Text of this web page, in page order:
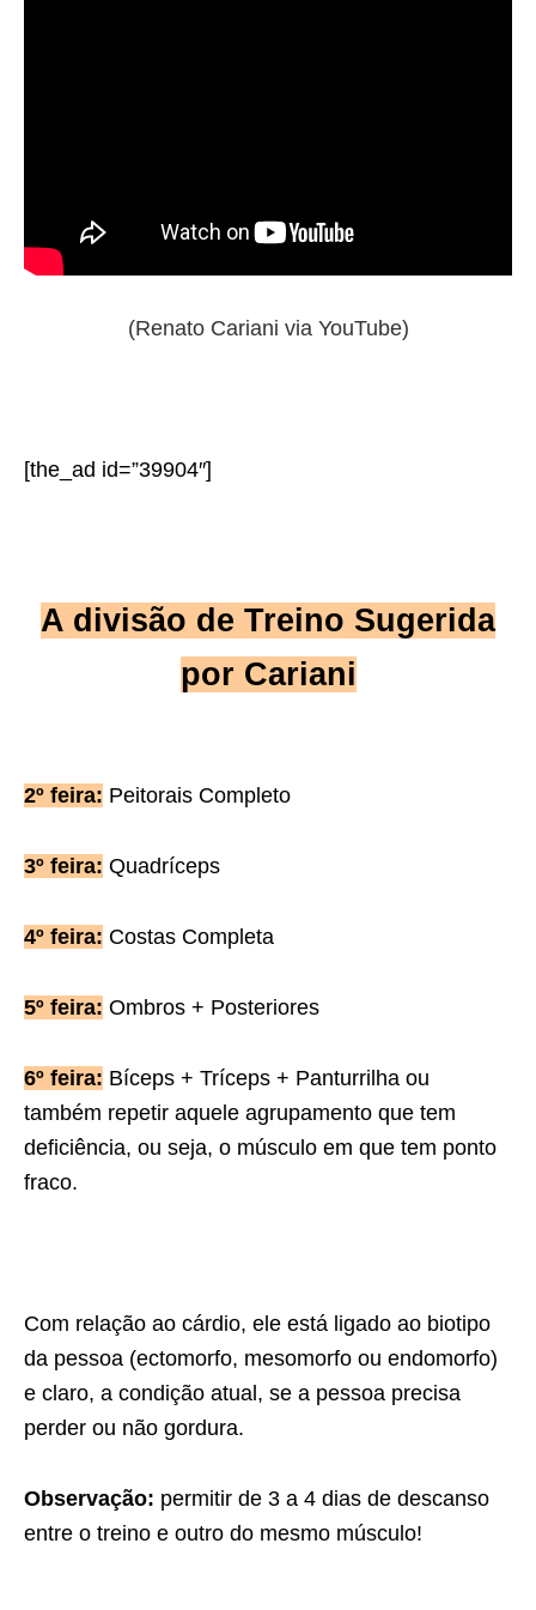
(Renato Cariani via YouTube)
[the_ad id=”39904″]
A divisão de Treino Sugerida
por Cariani
2º feira: Peitorais Completo
3º feira: Quadríceps
4º feira: Costas Completa
5º feira: Ombros + Posteriores
6º feira: Bíceps + Tríceps + Panturrilha ou
também repetir aquele agrupamento que tem
deficiência, ou seja, o músculo em que tem ponto
fraco.
Com relação ao cárdio, ele está ligado ao biotipo
da pessoa (ectomorfo, mesomorfo ou endomorfo)
e claro, a condição atual, se a pessoa precisa
perder ou não gordura.
Observação: permitir de 3 a 4 dias de descanso
entre o treino e outro do mesmo músculo!